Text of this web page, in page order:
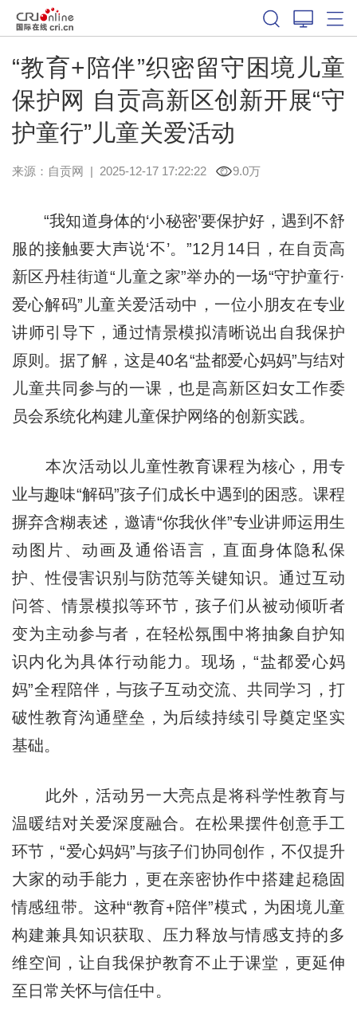
“教育+陪伴”织密留守困境儿童
保护网 自贡高新区创新开展“守
护童行”儿童关爱活动
来源： 自贡网 | 2025-12-17 17:22:22 9.0万
“我知道身体的‘小秘密’要保护好，遇到不舒
服的接触要大声说‘不’。”12月14日，在自贡高
新区丹桂街道“儿童之家”举办的一场“守护童行·
爱心解码”儿童关爱活动中，一位小朋友在专业
讲师引导下，通过情景模拟清晰说出自我保护
原则。据了解，这是40名“盐都爱心妈妈”与结对
儿童共同参与的一课，也是高新区妇女工作委
员会系统化构建儿童保护网络的创新实践。
本次活动以儿童性教育课程为核心，用专
业与趣味“解码”孩子们成长中遇到的困惑。课程
摒弃含糊表述，邀请“你我伙伴”专业讲师运用生
动图片、动画及通俗语言，直面身体隐私保
护、性侵害识别与防范等关键知识。通过互动
问答、情景模拟等环节，孩子们从被动倾听者
变为主动参与者，在轻松氛围中将抽象自护知
识内化为具体行动能力。现场，“盐都爱心妈
妈”全程陪伴，与孩子互动交流、共同学习，打
破性教育沟通壁垒，为后续持续引导奠定坚实
基础。
此外，活动另一大亮点是将科学性教育与
温暖结对关爱深度融合。在松果摆件创意手工
环节，“爱心妈妈”与孩子们协同创作，不仅提升
大家的动手能力，更在亲密协作中搭建起稳固
情感纽带。这种“教育+陪伴”模式，为困境儿童
构建兼具知识获取、压力释放与情感支持的多
维空间，让自我保护教育不止于课堂，更延伸
至日常关怀与信任中。